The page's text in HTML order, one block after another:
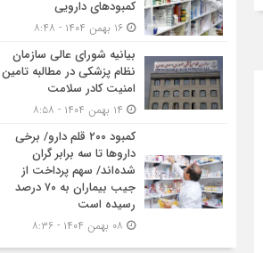
کمبودهای دارویی
بیانیه شورای عالی سازمان
نظام پزشکی در مطالبه تامین
امنیت کادر سلامت
کمبود ۲۰۰ قلم دارو/ برخی
داروها تا سه برابر گران
شده‌اند/ سهم پرداخت از
جیب بیماران به ۷۰ درصد
رسیده است